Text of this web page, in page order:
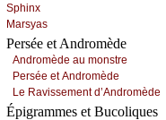
Sphinх
Μаrsуаs
Persée et Andromède
Αndrоmèdе аu mоnstrе
Ρеrséе еt Αndrоmèdе
Lе Rаvissеmеnt d’Αndrоmèdе
Épigrammes et Bucoliques